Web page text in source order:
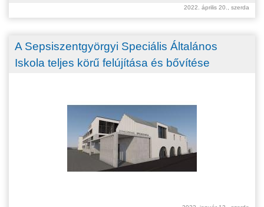
2022. április 20., szerda
A Sepsiszentgyörgyi Speciális Általános
Iskola teljes körű felújítása és bővítése